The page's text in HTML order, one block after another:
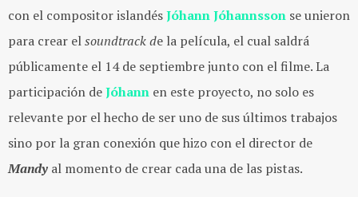
con el compositor islandésJóhann Jóhannsson se unieron
para crear elsoundtrack de la película, el cual saldrá
públicamente el 14 de septiembre junto con el filme. La
participación deJóhann en este proyecto, no solo es
relevante por el hecho de ser uno de sus últimos trabajos
sino por la gran conexión que hizo con el director de
Mandy al momento de crear cada una de las pistas.